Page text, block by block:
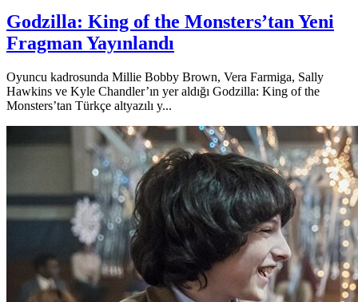
Godzilla: King of the Monsters’tan Yeni
Fragman Yayınlandı
Oyuncu kadrosunda Millie Bobby Brown, Vera Farmiga, Sally
Hawkins ve Kyle Chandler’ın yer aldığı Godzilla: King of the
Monsters’tan Türkçe altyazılı y...